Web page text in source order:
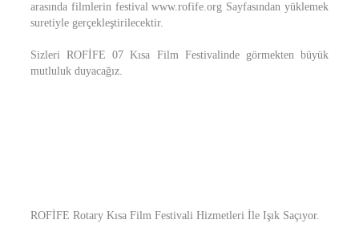
arasında filmlerin festival www.rofife.org Sayfasından yüklemek
suretiyle gerçekleştirilecektir.
Sizleri ROFİFE 07 Kısa Film Festivalinde görmekten büyük
mutluluk duyacağız.
ROFİFE Rotary Kısa Film Festivali Hizmetleri İle Işık Saçıyor.